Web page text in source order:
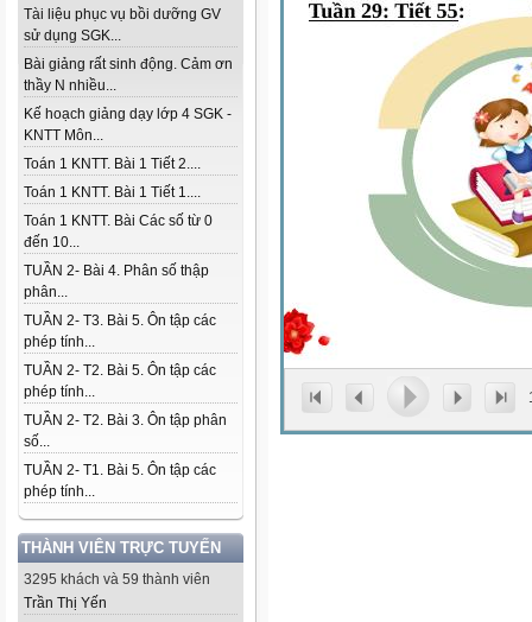
Tài liệu phục vụ bồi dưỡng GV
sử dụng SGK...
Bài giảng rất sinh động. Cảm ơn
thầy N nhiều...
Kế hoạch giảng dạy lớp 4 SGK -
KNTT Môn...
Toán 1 KNTT. Bài 1 Tiết 2....
Toán 1 KNTT. Bài 1 Tiết 1....
Toán 1 KNTT. Bài Các số từ 0
đến 10...
TUẦN 2- Bài 4. Phân số thập
phân...
TUẦN 2- T3. Bài 5. Ôn tập các
phép tính...
TUẦN 2- T2. Bài 5. Ôn tập các
phép tính...
TUẦN 2- T2. Bài 3. Ôn tập phân
số...
TUẦN 2- T1. Bài 5. Ôn tập các
phép tính...
THÀNH VIÊN TRỰC TUYẾN
3295 khách và 59 thành viên
Trần Thị Yến